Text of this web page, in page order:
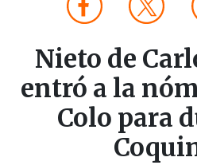
Nieto de
entró a la
Colo para